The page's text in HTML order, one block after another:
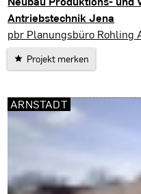
Antriebstechnik Jena
Jena
pbr Planungsbüro Rohling
Projekt merken
ARNSTADT